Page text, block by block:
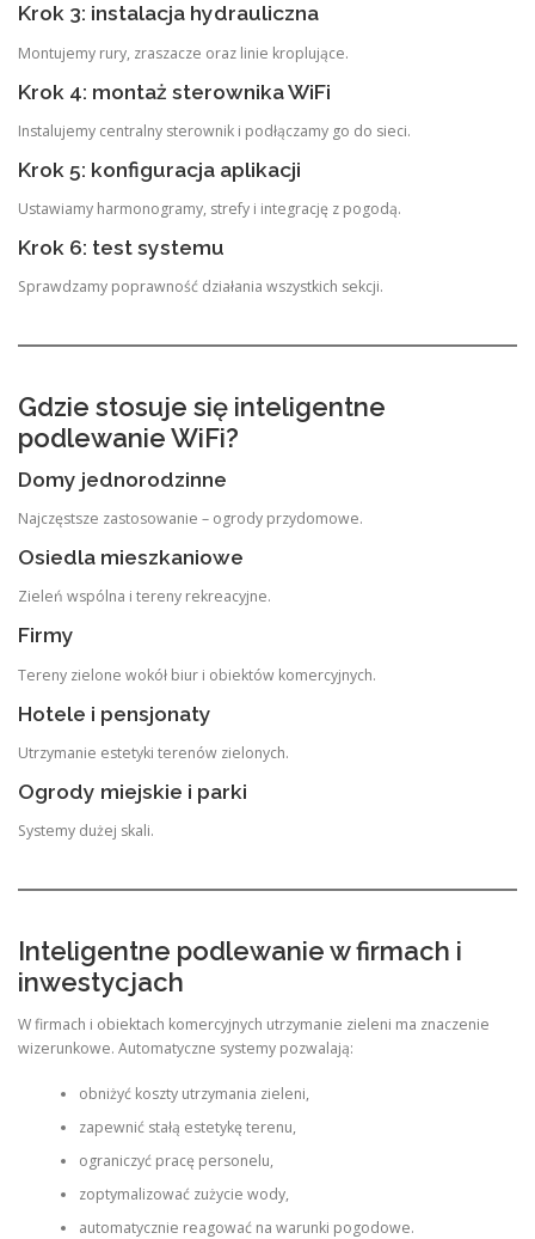
Krok 3: instalacja hydrauliczna
Montujemy rury, zraszacze oraz linie kroplujące.
Krok 4: montaż sterownika WiFi
Instalujemy centralny sterownik i podłączamy go do sieci.
Krok 5: konfiguracja aplikacji
Ustawiamy harmonogramy, strefy i integrację z pogodą.
Krok 6: test systemu
Sprawdzamy poprawność działania wszystkich sekcji.
Gdzie stosuje się inteligentne
podlewanie WiFi?
Domy jednorodzinne
Najczęstsze zastosowanie – ogrody przydomowe.
Osiedla mieszkaniowe
Zieleń wspólna i tereny rekreacyjne.
Firmy
Tereny zielone wokół biur i obiektów komercyjnych.
Hotele i pensjonaty
Utrzymanie estetyki terenów zielonych.
Ogrody miejskie i parki
Systemy dużej skali.
Inteligentne podlewanie w firmach i
inwestycjach
W firmach i obiektach komercyjnych utrzymanie zieleni ma znaczenie
wizerunkowe. Automatyczne systemy pozwalają:
obniżyć koszty utrzymania zieleni,
zapewnić stałą estetykę terenu,
ograniczyć pracę personelu,
zoptymalizować zużycie wody,
automatycznie reagować na warunki pogodowe.